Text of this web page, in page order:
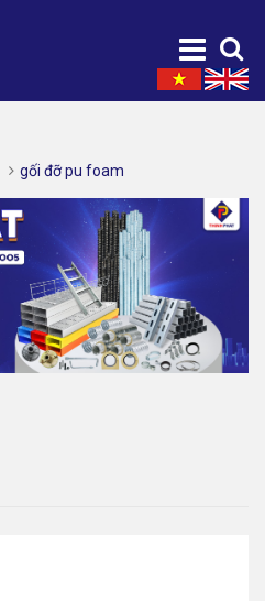
gối đỡ pu foam